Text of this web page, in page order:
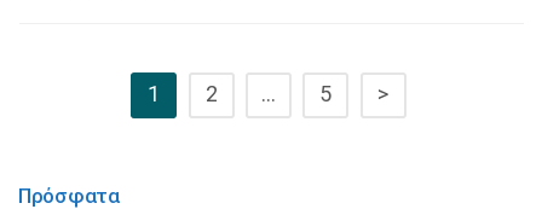
1 2 … 5 >
Πρόσφατα